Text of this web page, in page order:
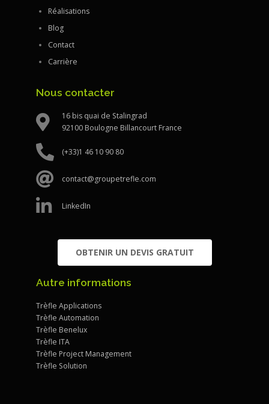
Réalisations
Blog
Contact
Carrière
Nous contacter
16 bis quai de Stalingrad
92100 Boulogne Billancourt France
(+33)1 46 10 90 80
contact@groupetrefle.com
LinkedIn
OBTENIR UN DEVIS GRATUIT
Autre informations
Trèfle Applications
Trèfle Automation
Trèfle Benelux
Trèfle ITA
Trèfle Project Management
Trèfle Solution